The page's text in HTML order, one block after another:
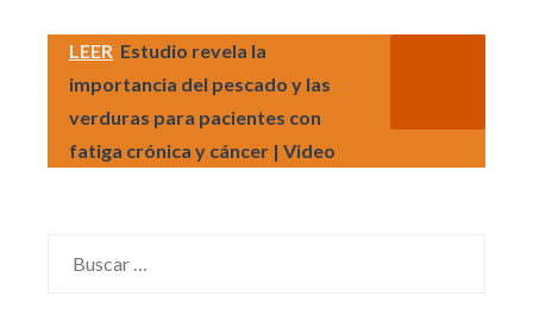
LEER Estudio revela la
importancia del pescado y las
verduras para pacientes con
fatiga crónica y cáncer | Video